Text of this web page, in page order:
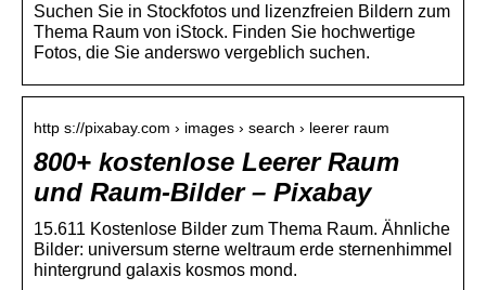
Suchen Sie in Stockfotos und lizenzfreien Bildern zum
Thema Raum von iStock. Finden Sie hochwertige
Fotos, die Sie anderswo vergeblich suchen.
http s://pixabay.com › images › search › leerer raum
800+ kostenlose Leerer Raum
und Raum-Bilder – Pixabay
15.611 Kostenlose Bilder zum Thema Raum. Ähnliche
Bilder: universum sterne weltraum erde sternenhimmel
hintergrund galaxis kosmos mond.